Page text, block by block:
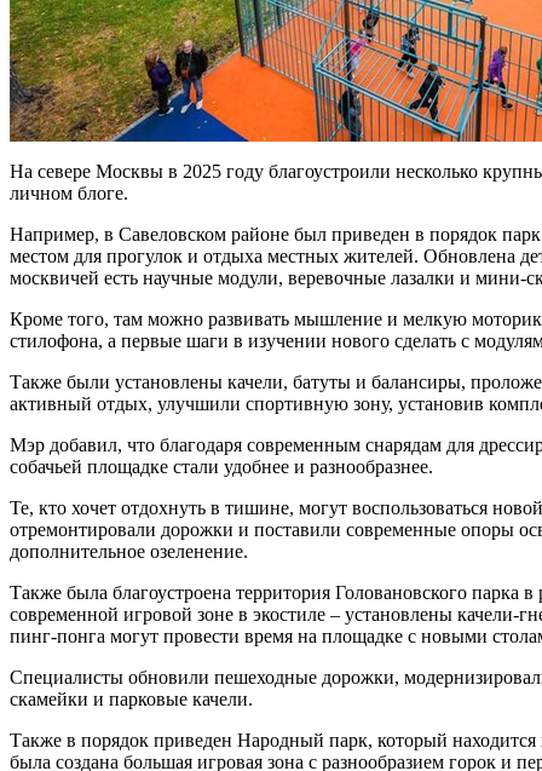
На севере Москвы в 2025 году благоустроили несколько
личном блоге.
Например, в Савеловском районе был приведен в порядок
местом для прогулок и отдыха местных жителей. Обновлена
москвичей есть научные модули, веревочные лазалки и мини-
Кроме того, там можно развивать мышление и мелкую
стилофона, а первые шаги в изучении нового сделать с
Также были установлены качели, батуты и балансиры,
активный отдых, улучшили спортивную зону, установив
Мэр добавил, что благодаря современным снарядам для
собачьей площадке стали удобнее и разнообразнее.
Те, кто хочет отдохнуть в тишине, могут воспользоваться
отремонтировали дорожки и поставили современные опоры
дополнительное озеленение.
Также была благоустроена территория Головановского парка
современной игровой зоне в экостиле – установлены качели-
пинг-понга могут провести время на площадке с новыми
Специалисты обновили пешеходные дорожки,
скамейки и парковые качели.
Также в порядок приведен Народный парк, который
была создана большая игровая зона с разнообразием горок и